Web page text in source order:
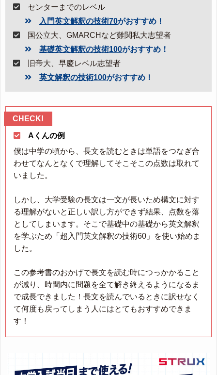
センターまでのレベル
入門英文解釈の技術70がおすすめ！
国公立大、GMARCHなど難関私大志望者
基礎英文解釈の技術100がおすすめ！
旧帝大、早慶レベル志望者
英文解釈の技術100がおすすめ！
Aくんの例
僕は中学の頃から、長文を読むときは単語をつなぎ合
わせてなんとなくで理解してそこそこの点数は取れて
いました。
しかし、大学受験の長文は一文が長いため構文に対す
る理解がないと正しい訳し方ができず結果、点数を落
としてしまいます。そこで基礎中の基礎から英文解釈
を学ぶため「超入門英文解釈の技術60」を使い始めま
した。
この参考書のおかげで長文を読む時につっかかること
が減り、時間内に問題を全て解き終えるようになるま
で成長できました！長文を読んでいるときに訳せなく
て何度も戻ってしまう人にはとてもおすすめできま
す！